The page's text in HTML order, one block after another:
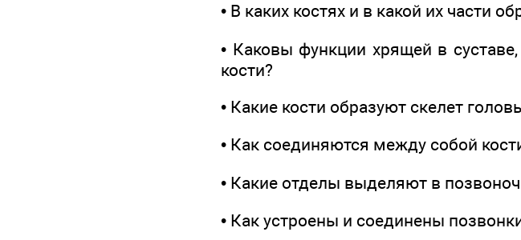
• В каких костях и в какой их части
• Каковы функции хрящей в
кости?
• Какие кости образуют скелет
• Как соединяются между собой
• Какие отделы выделяют в
• Как устроены и соединены